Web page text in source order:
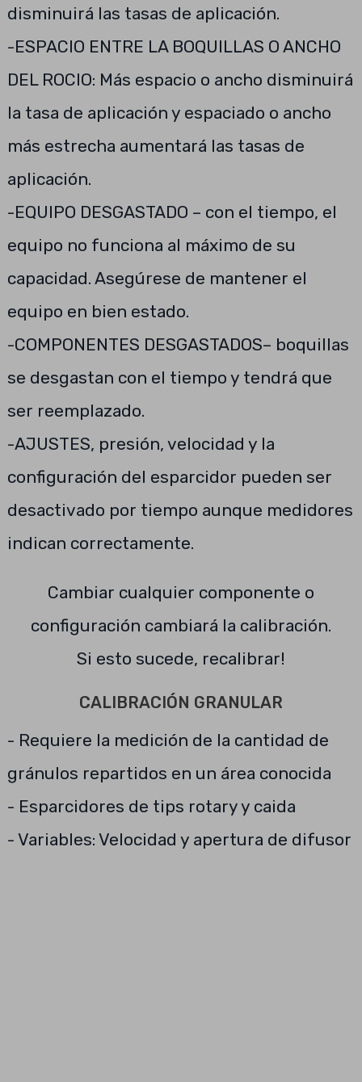
disminuirá las tasas de aplicación.
-ESPACIO ENTRE LA BOQUILLAS O ANCHO
DEL ROCIO: Más espacio o ancho disminuirá
la tasa de aplicación y espaciado o ancho
más estrecha aumentará las tasas de
aplicación.
-EQUIPO DESGASTADO – con el tiempo, el
equipo no funciona al máximo de su
capacidad. Asegúrese de mantener el
equipo en bien estado.
-COMPONENTES DESGASTADOS– boquillas
se desgastan con el tiempo y tendrá que
ser reemplazado.
-AJUSTES, presión, velocidad y la
configuración del esparcidor pueden ser
desactivado por tiempo aunque medidores
indican correctamente.
Cambiar cualquier componente o
configuración cambiará la calibración.
Si esto sucede, recalibrar!
CALIBRACIÓN GRANULAR
- Requiere la medición de la cantidad de
gránulos repartidos en un área conocida
- Esparcidores de tips rotary y caida
- Variables: Velocidad y apertura de difusor